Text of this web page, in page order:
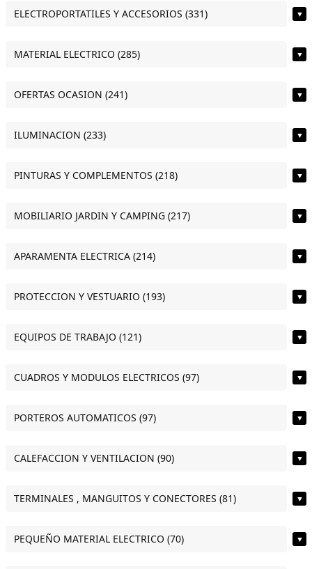
ELECTROPORTATILES Y ACCESORIOS (331) ▼
MATERIAL ELECTRICO (285) ▼
OFERTAS OCASION (241) ▼
ILUMINACION (233) ▼
PINTURAS Y COMPLEMENTOS (218) ▼
MOBILIARIO JARDIN Y CAMPING (217) ▼
APARAMENTA ELECTRICA (214) ▼
PROTECCION Y VESTUARIO (193) ▼
EQUIPOS DE TRABAJO (121) ▼
CUADROS Y MODULOS ELECTRICOS (97) ▼
PORTEROS AUTOMATICOS (97) ▼
CALEFACCION Y VENTILACION (90) ▼
TERMINALES , MANGUITOS Y CONECTORES (81) ▼
PEQUEÑO MATERIAL ELECTRICO (70) ▼